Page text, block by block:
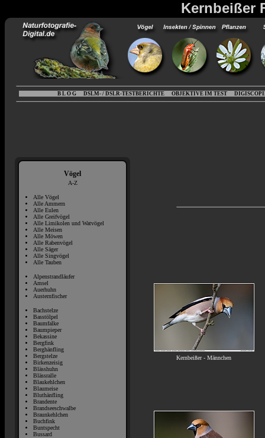
Kernbeißer
B L O G DSLM- / DSLR-TESTBERICHTE OBJEKTIVE IM TEST
Vögel
A-Z
Alle Vögel
Alle Ammern
Alle Eulen
Alle Greifvögel
Alle Limikolen und Watvögel
Alle Meisen
Alle Möwen
Alle Rabenvögel
Alle Säger
Alle Singvögel
Alle Tauben
Alpenstrandläufer
Amsel
Auerhuhn
Austernfischer
Bachstelze
Basstölpel
Baumfalke
Baumpieper
Bekassine
Bergfink
Berghänfling
Bergstelze
Birkenzeisig
Blässhuhn
Blässralle
Blaukehlchen
Blaumeise
Bluthänfling
Brandente
Brandseeschwalbe
Braunkehlchen
Buchfink
Buntspecht
Bussard
Kernbeißer - Männchen